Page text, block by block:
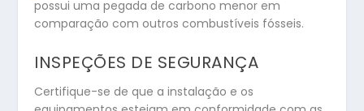
possui uma pegada de carbono menor em
comparação com outros combustíveis fósseis.
INSPEÇÕES DE SEGURANÇA
Certifique-se de que a instalação e os